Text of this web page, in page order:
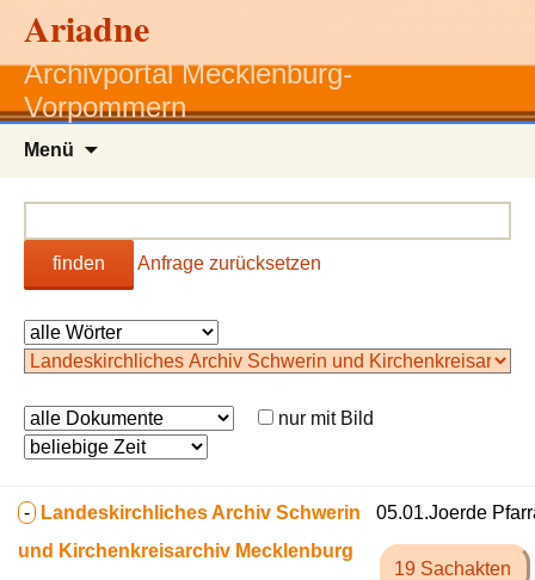
Ariadne
Archivportal Mecklenburg-
Vorpommern
Menü
finden Anfrage zurücksetzen
nur mit Bild
- Landeskirchliches Archiv Schwerin
und Kirchenkreisarchiv Mecklenburg
05.01.Joerde
19 Sachakten